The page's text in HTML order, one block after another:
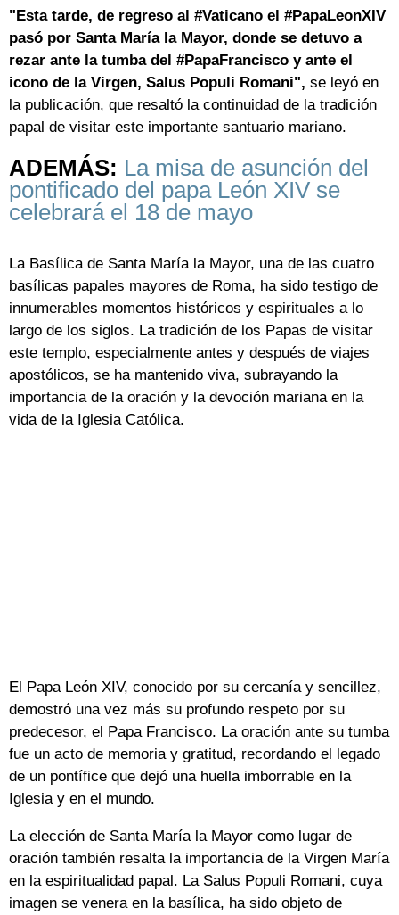
"Esta tarde, de regreso al #Vaticano el #PapaLeonXIV
pasó por Santa María la Mayor, donde se detuvo a
rezar ante la tumba del #PapaFrancisco y ante el
icono de la Virgen, Salus Populi Romani", se leyó en
la publicación, que resaltó la continuidad de la tradición
papal de visitar este importante santuario mariano.
ADEMÁS: La misa de asunción del
pontificado del papa León XIV se
celebrará el 18 de mayo
La Basílica de Santa María la Mayor, una de las cuatro
basílicas papales mayores de Roma, ha sido testigo de
innumerables momentos históricos y espirituales a lo
largo de los siglos. La tradición de los Papas de visitar
este templo, especialmente antes y después de viajes
apostólicos, se ha mantenido viva, subrayando la
importancia de la oración y la devoción mariana en la
vida de la Iglesia Católica.
El Papa León XIV, conocido por su cercanía y sencillez,
demostró una vez más su profundo respeto por su
predecesor, el Papa Francisco. La oración ante su tumba
fue un acto de memoria y gratitud, recordando el legado
de un pontífice que dejó una huella imborrable en la
Iglesia y en el mundo.
La elección de Santa María la Mayor como lugar de
oración también resalta la importancia de la Virgen María
en la espiritualidad papal. La Salus Populi Romani, cuya
imagen se venera en la basílica, ha sido objeto de